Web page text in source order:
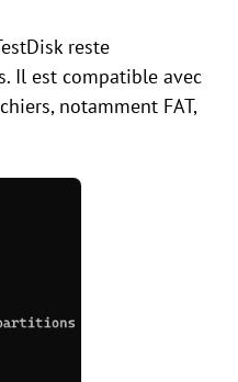
reste
Il est compatible avec
notamment FAT,